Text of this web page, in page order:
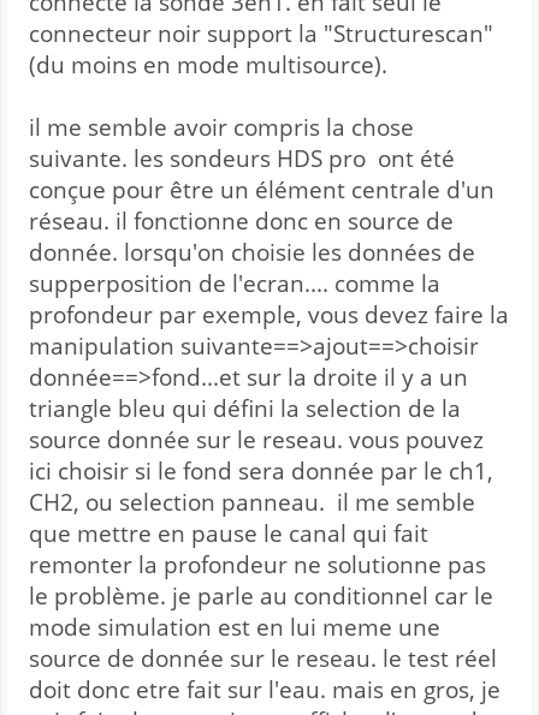
connecteur noir support la "Structurescan"
(du moins en mode multisource).
il me semble avoir compris la chose
suivante. les sondeurs HDS pro ont été
conçue pour être un élément centrale d'un
réseau. il fonctionne donc en source de
donnée. lorsqu'on choisie les données de
supperposition de l'ecran.... comme la
profondeur par exemple, vous devez faire la
manipulation suivante==>ajout==>choisir
donnée==>fond...et sur la droite il y a un
triangle bleu qui défini la selection de la
source donnée sur le reseau. vous pouvez
ici choisir si le fond sera donnée par le ch1,
CH2, ou selection panneau. il me semble
que mettre en pause le canal qui fait
remonter la profondeur ne solutionne pas
le problème. je parle au conditionnel car le
mode simulation est en lui meme une
source de donnée sur le reseau. le test réel
doit donc etre fait sur l'eau. mais en gros, je